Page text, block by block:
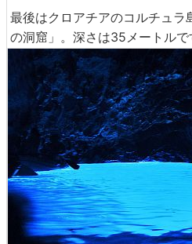
最後はクロアチアのコルチュラ
の洞窟」。深さは35メートルで